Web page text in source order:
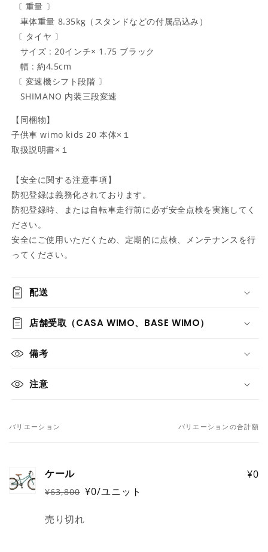
〔 重量 〕
車体重量 8.35kg（スタンドなどの付属品込み）
〔 タイヤ 〕
サイズ : 20インチ× 1.75 ブラック
幅 : 約4.5cm
〔 変速機シフト段階 〕
SHIMANO 内装三段変速
【同梱物】
子供車 wimo kids 20 本体×１
取扱説明書×１
【安全に関する注意事項】
防犯登録は義務化されております。
防犯登録時、または自転車走行前に必ず安全点検を実施してく
ださい。
安全にご使用いただくため、定期的に点検、メンテナンスを行
ってください。
配送
店舗受取（CASA WIMO、BASE WIMO）
備考
注意
あ
の
バリエーション バリエーションの合計額
ケール
通
価
¥63,800
セ
ル
¥0/ユニット
¥0
数
売り切れ